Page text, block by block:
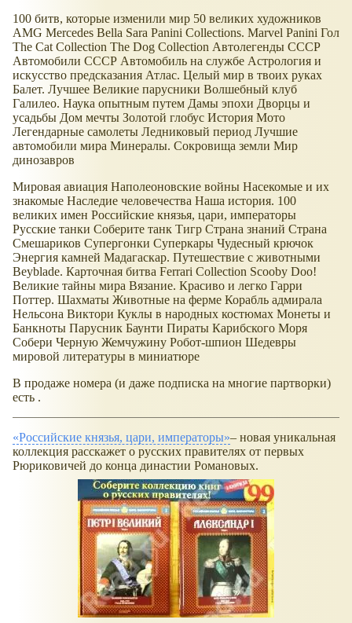
100 битв, которые изменили мир 50 великих художников
AMG Mercedes Bella Sara Panini Collections. Marvel Panini Гол
The Cat Collection The Dog Collection Автолегенды СССР
Автомобили СССР Автомобиль на службе Астрология и
искусство предсказания Атлас. Целый мир в твоих руках
Балет. Лучшее Великие парусники Волшебный клуб
Галилео. Наука опытным путем Дамы эпохи Дворцы и
усадьбы Дом мечты Золотой глобус История Мото
Легендарные самолеты Ледниковый период Лучшие
автомобили мира Минералы. Сокровища земли Мир
динозавров
Мировая авиация Наполеоновские войны Насекомые и их
знакомые Наследие человечества Наша история. 100
великих имен Российские князья, цари, императоры
Русские танки Соберите танк Тигр Страна знаний Страна
Смешариков Супергонки Суперкары Чудесный крючок
Энергия камней Мадагаскар. Путешествие с животными
Beyblade. Карточная битва Ferrari Collection Scooby Doo!
Великие тайны мира Вязание. Красиво и легко Гарри
Поттер. Шахматы Животные на ферме Корабль адмирала
Нельсона Виктори Куклы в народных костюмах Монеты и
Банкноты Парусник Баунти Пираты Карибского Моря
Собери Черную Жемчужину Робот-шпион Шедевры
мировой литературы в миниатюре
В продаже номера (и даже подписка на многие партворки)
есть .
Российские князья, цари, императоры – новая уникальная
коллекция расскажет о русских правителях от первых
Рюриковичей до конца династии Романовых.